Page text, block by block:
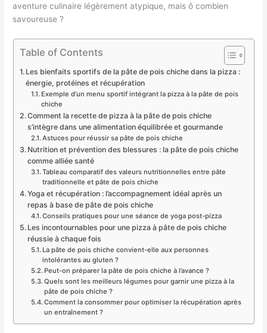
aventure culinaire légèrement atypique, mais ô combien
savoureuse ?
Table of Contents
Les bienfaits sportifs de la pâte de pois chiche dans la pizza :
énergie, protéines et récupération
Exemple d’un menu sportif intégrant la pizza à la pâte de pois
chiche
Comment la recette de pizza à la pâte de pois chiche
s’intègre dans une alimentation équilibrée et gourmande
Astuces pour réussir sa pâte de pois chiche
Nutrition et prévention des blessures : la pâte de pois chiche
comme alliée santé
Tableau comparatif des valeurs nutritionnelles entre pâte
traditionnelle et pâte de pois chiche
Yoga et récupération : l’accompagnement idéal après un
repas à base de pâte de pois chiche
Conseils pratiques pour une séance de yoga post-pizza
Les incontournables pour une pizza à pâte de pois chiche
réussie à chaque fois
La pâte de pois chiche convient-elle aux personnes
intolérantes au gluten ?
Peut-on préparer la pâte de pois chiche à l’avance ?
Quels sont les meilleurs légumes pour garnir une pizza à la
pâte de pois chiche ?
Comment la consommer pour optimiser la récupération après
un entraînement ?